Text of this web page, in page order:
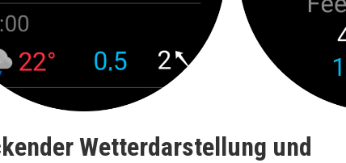
Wetterdarstellung und